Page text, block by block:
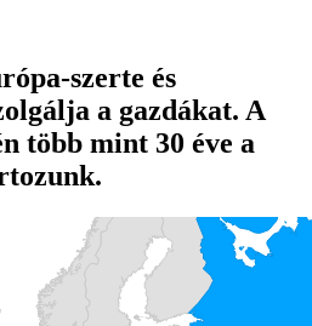
szerte és
a gazdákat. A
több mint 30 éve a